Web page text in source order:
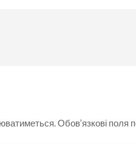
Обов’язкові поля